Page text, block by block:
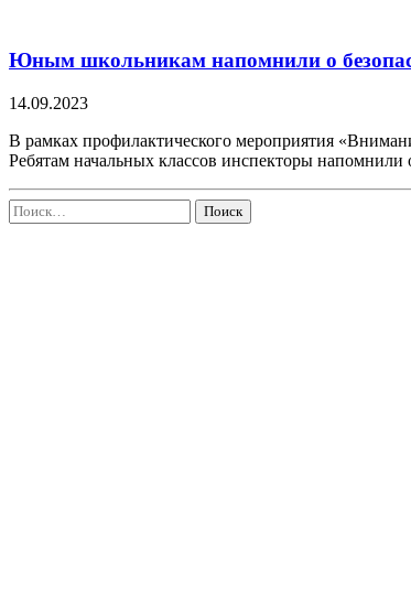
Юным школьникам напомнили о
14.09.2023
В рамках профилактического мероприятия
Ребятам начальных классов инспекторы
Найти: